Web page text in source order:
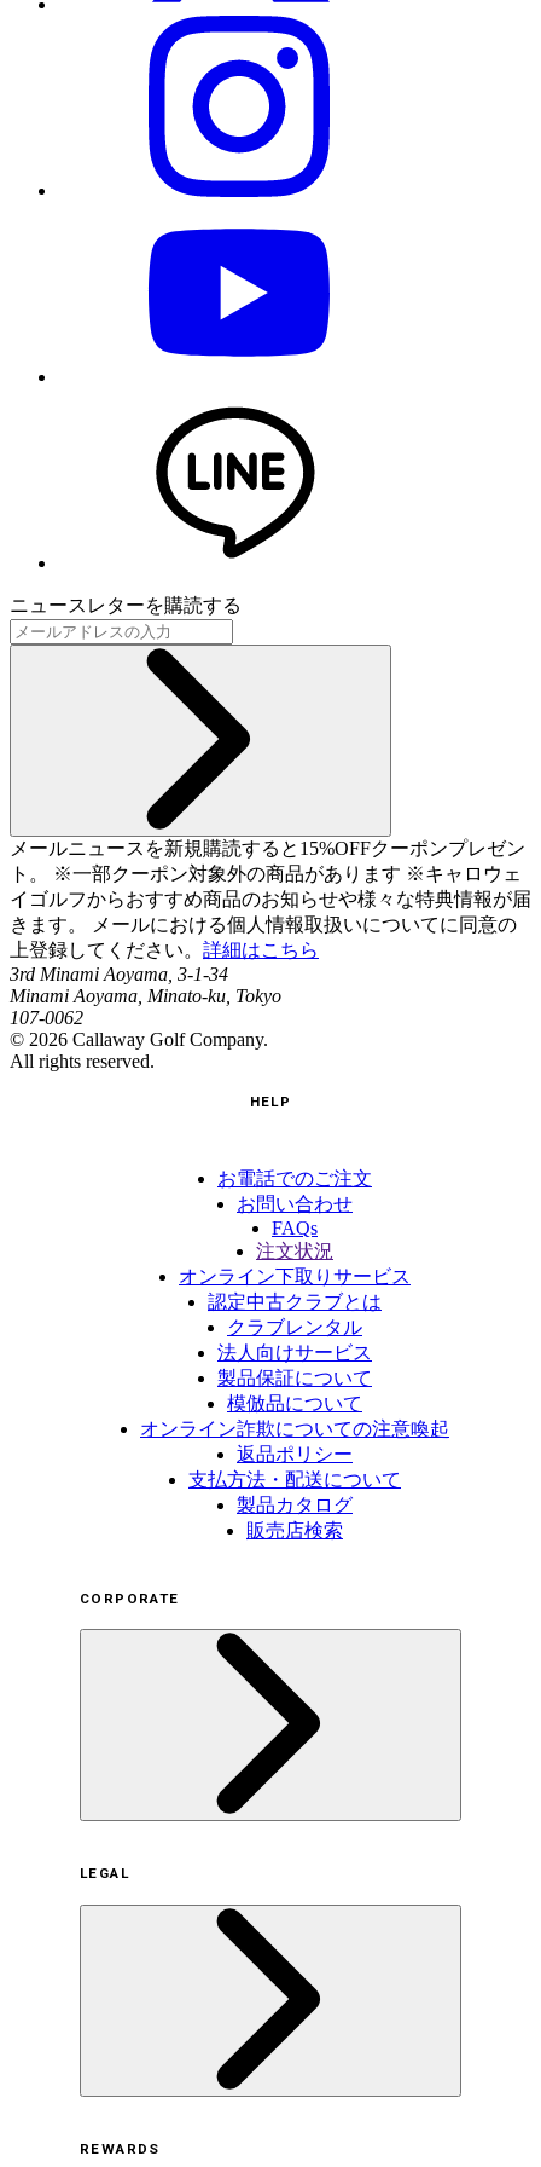
ニュースレターを購読する
メールニュースを新規購読すると15%OFFクーポンプレゼン
ト。 ※一部クーポン対象外の商品があります ※キャロウェ
イゴルフからおすすめ商品のお知らせや様々な特典情報が届
きます。 メールにおける個人情報取扱いについてに同意の
上登録してください。 詳細はこちら
3rd Minami Aoyama, 3-1-34
Minami Aoyama, Minato-ku, Tokyo
107-0062
© 2026 Callaway Golf Company.
All rights reserved.
HELP
お電話でのご注文
お問い合わせ
FAQs
注文状況
オンライン下取りサービス
認定中古クラブとは
クラブレンタル
法人向けサービス
製品保証について
模倣品について
オンライン詐欺についての注意喚起
返品ポリシー
支払方法・配送について
製品カタログ
販売店検索
CORPORATE
サステナビリティの取り組み（日本）
サステナビリティの取り組み（米国/英語）
ヒストリー
採用情報
LEGAL
REWARDS